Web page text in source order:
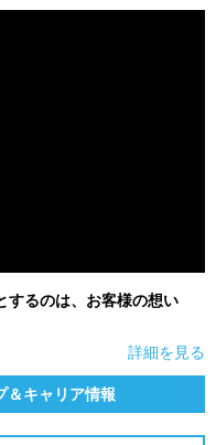
するのは、お客様の想い
詳細を見る
＆キャリア情報